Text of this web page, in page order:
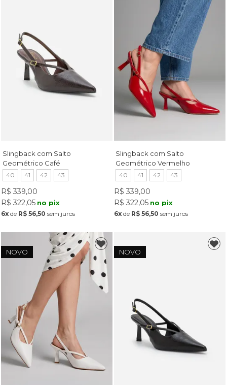
Slingback com Salto
Geométrico Café
40 41 42 43
R$ 339,00
R$ 322,05 no pix
6xde R$ 56,50 sem juros
Slingback com Salto
Geométrico Vermelho
40 41 42 43
R$ 339,00
R$ 322,05 no pix
6x de R$ 56,50 sem juros
NOVO NOVO